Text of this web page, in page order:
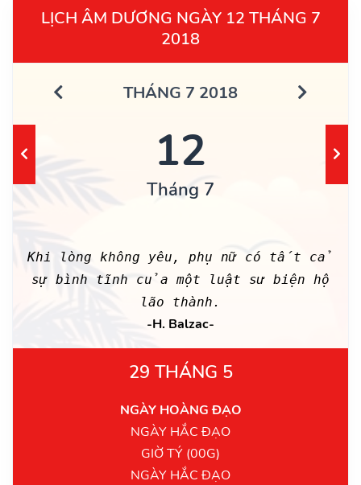
LỊCH ÂM DƯƠNG NGÀY 12 THÁNG 7
2018
THÁNG 7 2018
12
Tháng 7
Khi lòng không yêu, phụ nữ có tất cả
sự bình tĩnh của một luật sư biện hộ
lão thành.
-H. Balzac-
29 THÁNG 5
NGÀY HOÀNG ĐẠO
NGÀY HẮC ĐẠO
GIỜ TÝ (00G)
NGÀY HẮC ĐẠO